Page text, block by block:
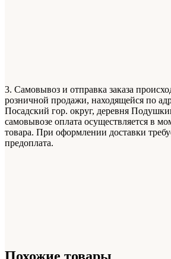
3. Самовывоз и отправка заказа
розничной продажи, находящейся по
Посадский гор. округ, деревня
самовывозе оплата осуществляется в
товара. При оформлении доставки
предоплата.